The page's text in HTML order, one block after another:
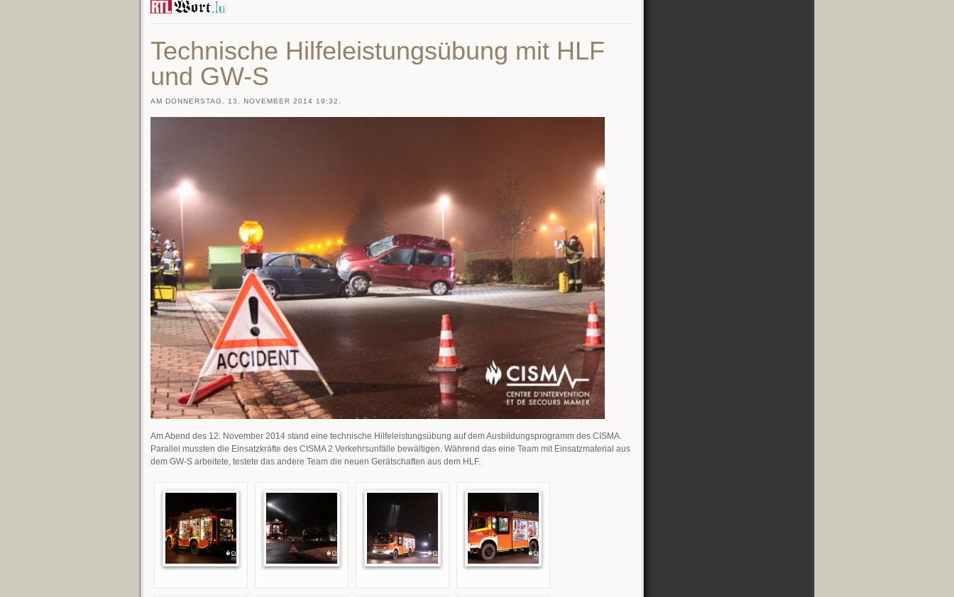
Technische Hilfeleistungsübung mit HLF
und GW-S
AM DONNERSTAG, 13. NOVEMBER 2014 19:32.
Am Abend des 12. November 2014 stand eine technische Hilfeleistungsübung auf dem Ausbildungsprogramm des CISMA.
Parallel mussten die Einsatzkräfte des CISMA 2 Verkehrsunfälle bewältigen. Während das eine Team mit Einsatzmaterial aus
dem GW-S arbeitete, testete das andere Team die neuen Gerätschaften aus dem HLF.